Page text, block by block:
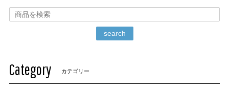
search
Category カテゴリー